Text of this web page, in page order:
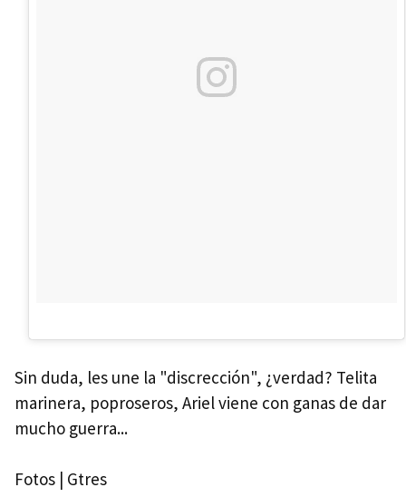
Sin duda, les une la "discrección", ¿verdad? Telita
marinera, poproseros, Ariel viene con ganas de dar
mucho guerra...
Fotos | Gtres